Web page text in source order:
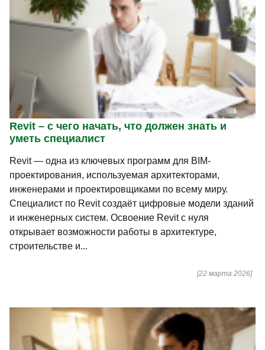
Revit – с чего начать, что должен знать и
уметь специалист
Revit — одна из ключевых программ для BIM-
проектирования, используемая архитекторами,
инженерами и проектировщиками по всему миру.
Специалист по Revit создаёт цифровые модели зданий
и инженерных систем. Освоение Revit с нуля
открывает возможности работы в архитектуре,
строительстве и...
[22 марта 2026]